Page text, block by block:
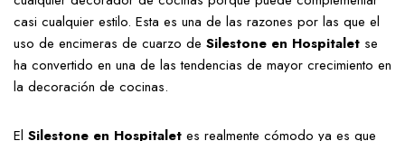
casi cualquier estilo. Esta es una de las razones por las que el
uso de encimeras de cuarzo de Silestone en Hospitalet se
ha convertido en una de las tendencias de mayor crecimiento en
la decoración de cocinas.
El Silestone en Hospitalet es realmente cómodo ya es que